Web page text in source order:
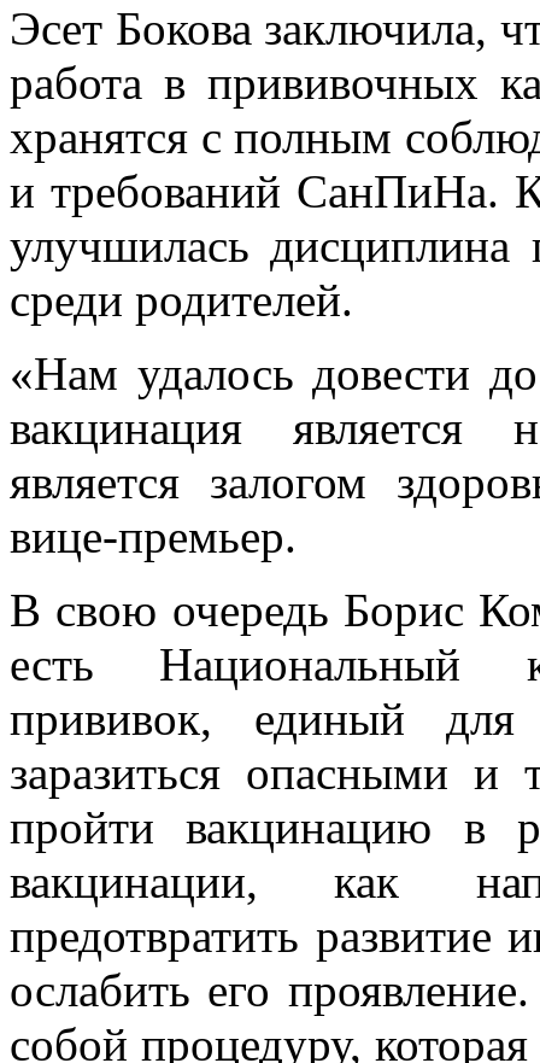
Эсет Бокова заключила,
работа в прививочных
хранятся с полным
и требований СанПиНа.
улучшилась
среди родителей.
«Нам удалось довести
вакцинация является
является залогом
вице-премьер.
В свою очередь Борис
есть Национальный
прививок, единый
заразиться опасными
пройти вакцинацию в
вакцинации, как
предотвратить развитие
ослабить его
собой процедуру,